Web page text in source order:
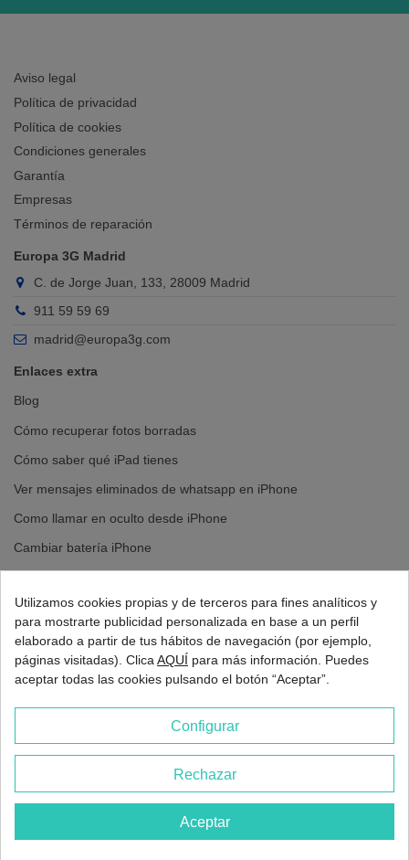
Aviso legal
Política de privacidad
Política de cookies
Condiciones generales
Garantía
Empresas
Términos de reparación
Europa 3G Madrid
C. de Jorge Juan, 133, 28009 Madrid
911 59 59 69
madrid@europa3g.com
Enlaces extra
Blog
Cómo recuperar fotos borradas
Cómo saber qué iPad tienes
Ver mensajes eliminados de whatsapp en iPhone
Como llamar en oculto desde iPhone
Cambiar batería iPhone
2026 - Europa 3G Madrid
Utilizamos cookies propias y de terceros para fines analíticos y
para mostrarte publicidad personalizada en base a un perfil
elaborado a partir de tus hábitos de navegación (por ejemplo,
páginas visitadas). Clica AQUÍ para más información. Puedes
aceptar todas las cookies pulsando el botón “Aceptar”.
Configurar
Rechazar
Aceptar